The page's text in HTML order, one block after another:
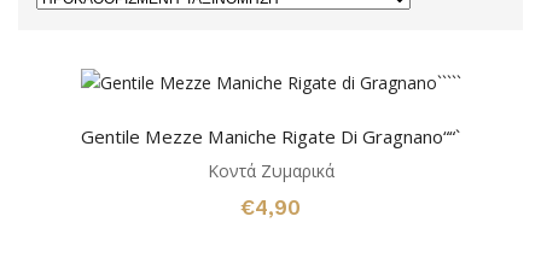
Gentile Mezze Maniche Rigate Di Gragnano““`
Κοντά Ζυμαρικά
€4,90